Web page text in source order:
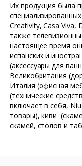
Их продукция была
Creativity, Casa Viva,
также
настоящее время
испанских и
(аксессуары для
Великобритания
Италия (офисная
(технические
включает в себя,
товары), киви
скамей, столов и